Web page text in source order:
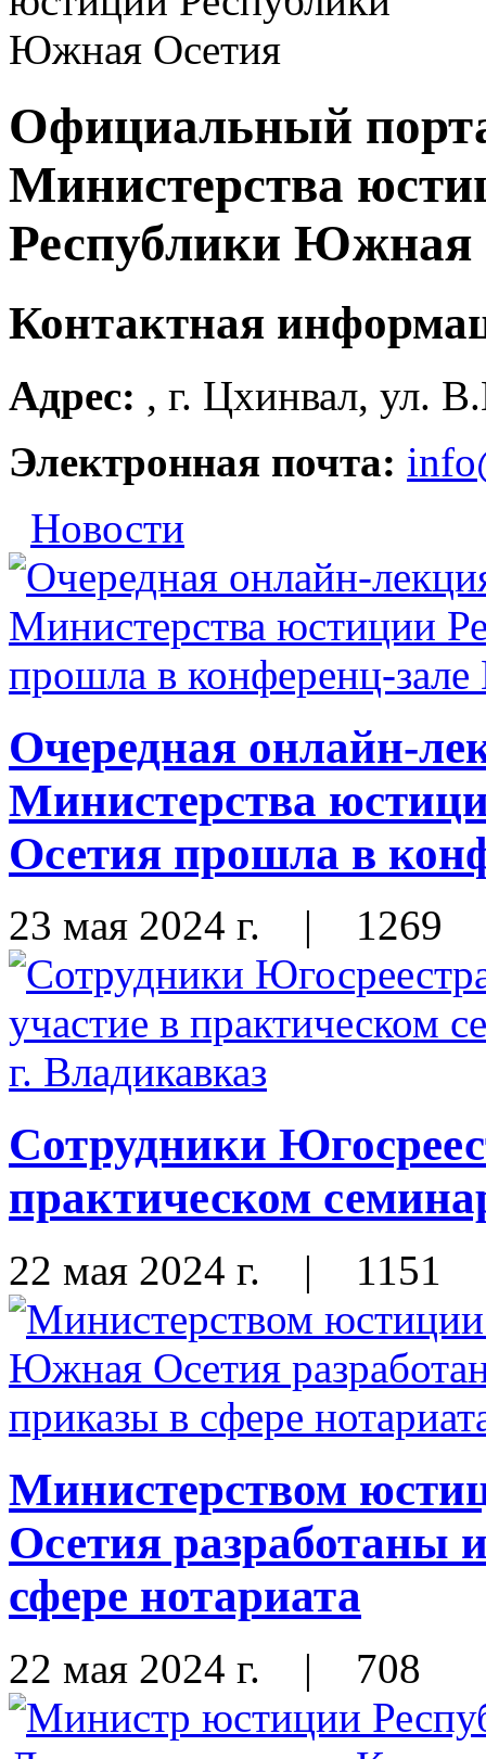
Официальный
Министерства
Республики Южная
Контактная
Адрес: , г. Цхинвал, ул.
Электронная почта:
Новости
Очередная онлайн-
Министерства
Осетия прошла в
23 мая 2024 г. | 1269
Сотрудники
практическом
22 мая 2024 г. | 1151
Министерством
Осетия разработаны
сфере нотариата
22 мая 2024 г. | 708